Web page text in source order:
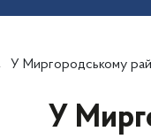
У Миргородському районі внаслідок пожежі
У